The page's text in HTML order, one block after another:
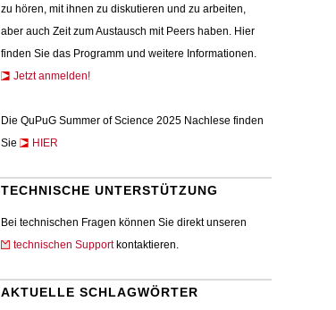
zu hören, mit ihnen zu diskutieren und zu arbeiten,
aber auch Zeit zum Austausch mit Peers haben. Hier
finden Sie das Programm und weitere Informationen.
Jetzt anmelden!
Die QuPuG Summer of Science 2025 Nachlese finden
Sie
HIER
TECHNISCHE UNTERSTÜTZUNG
Bei technischen Fragen können Sie direkt unseren
technischen Supportkontaktieren.
AKTUELLE SCHLAGWÖRTER